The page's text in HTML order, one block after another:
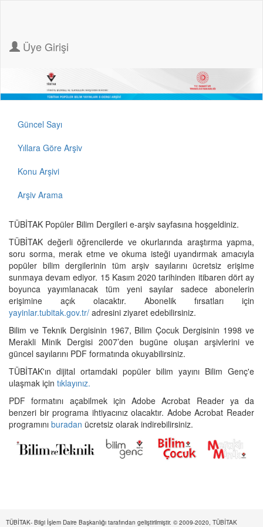
Üye Girişi
Güncel Sayı
Yıllara Göre Arşiv
Konu Arşivi
Arşiv Arama
TÜBİTAK Popüler Bilim Dergileri e-arşiv sayfasına hoşgeldiniz.
TÜBİTAK değerli öğrencilerde ve okurlarında araştırma yapma,
soru sorma, merak etme ve okuma isteği uyandırmak amacıyla
popüler bilim dergilerinin tüm arşiv sayılarını ücretsiz erişime
sunmaya devam ediyor. 15 Kasım 2020 tarihinden itibaren dört ay
boyunca yayımlanacak tüm yeni sayılar sadece abonelerin
erişimine açık olacaktır. Abonelik fırsatları için
yayinlar.tubitak.gov.tr/ adresini ziyaret edebilirsiniz.
Bilim ve Teknik Dergisinin 1967, Bilim Çocuk Dergisinin 1998 ve
Merakli Minik Dergisi 2007’den bugüne oluşan arşivlerini ve
güncel sayılarını PDF formatında okuyabilirsiniz.
TÜBİTAK'ın dijital ortamdaki popüler bilim yayını Bilim Genç'e
ulaşmak için tıklayınız.
PDF formatını açabilmek için Adobe Acrobat Reader ya da
benzeri bir programa ihtiyacınız olacaktır. Adobe Acrobat Reader
programını buradan ücretsiz olarak indirebilirsiniz.
TÜBİTAK- Bilgi İşlem Daire Başkanlığı tarafından geliştirilmiştir. © 2009-2020, TÜBİTAK